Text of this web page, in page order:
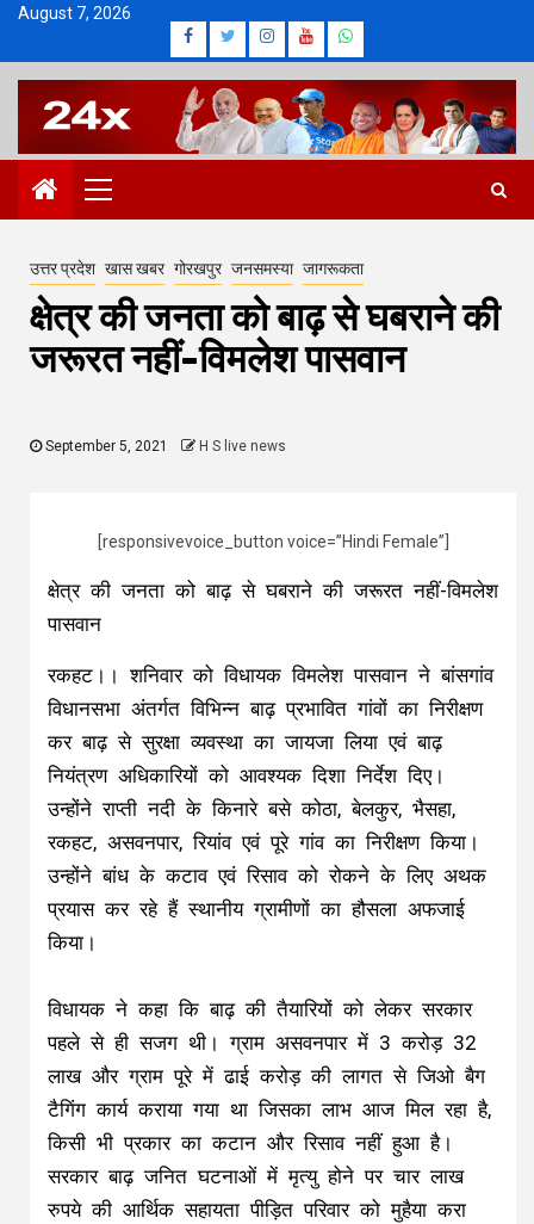
Skip
content
August 7, 2026
Facebook
Twitter
Instagram
Youtube
Whatsapp
Primary
Menu
उत्तर प्रदेश खास खबर गोरखपुर जनसमस्या जागरूकता
क्षेत्र की जनता को बाढ़ से घबराने की
जरूरत नहीं-विमलेश पासवान
September 5, 2021 H S live news
[responsivevoice_button voice=”Hindi Female”]
क्षेत्र की जनता को बाढ़ से घबराने की जरूरत नहीं-विमलेश
पासवान
रकहट।। शनिवार को विधायक विमलेश पासवान ने बांसगांव
विधानसभा अंतर्गत विभिन्न बाढ़ प्रभावित गांवों का निरीक्षण
कर बाढ़ से सुरक्षा व्यवस्था का जायजा लिया एवं बाढ़
नियंत्रण अधिकारियों को आवश्यक दिशा निर्देश दिए।
उन्होंने राप्ती नदी के किनारे बसे कोठा, बेलकुर, भैसहा,
रकहट, असवनपार, रियांव एवं पूरे गांव का निरीक्षण किया।
उन्होंने बांध के कटाव एवं रिसाव को रोकने के लिए अथक
प्रयास कर रहे हैं स्थानीय ग्रामीणों का हौसला अफजाई
किया।
विधायक ने कहा कि बाढ़ की तैयारियों को लेकर सरकार
पहले से ही सजग थी। ग्राम असवनपार में 3 करोड़ 32
लाख और ग्राम पूरे में ढाई करोड़ की लागत से जिओ बैग
टैगिंग कार्य कराया गया था जिसका लाभ आज मिल रहा है,
किसी भी प्रकार का कटान और रिसाव नहीं हुआ है।
सरकार बाढ़ जनित घटनाओं में मृत्यु होने पर चार लाख
रुपये की आर्थिक सहायता पीड़ित परिवार को मुहैया करा